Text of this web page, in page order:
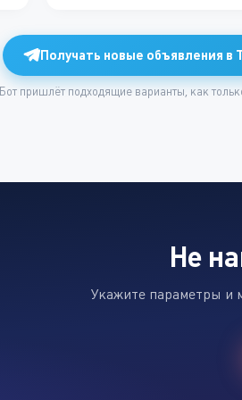
Получать новые объявления в
Бот пришлёт подходящие варианты, как
Не
Укажите параметры и